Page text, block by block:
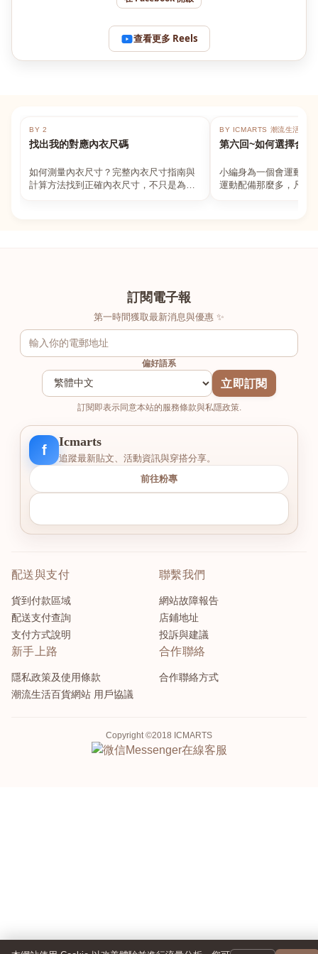
查看更多 Reels
BY 2
找出我的對應內衣尺碼
如何測量內衣尺寸？完整內衣尺寸指南與
計算方法找到正確內衣尺寸，不只是為了
BY ICMARTS 潮流生活百貨
第六回~如何選擇合適
小編身為一個會運動的
運動配備那麼多，凡舉
訂閱電子報
第一時間獲取最新消息與優惠 ✨
偏好語系
立即訂閱
訂閱即表示同意本站的服務條款與私隱政策.
f
Icmarts
追蹤最新貼文、活動資訊與穿搭分享。
前往粉專
配送與支付
貨到付款區域
配送支付查詢
支付方式說明
聯繫我們
網站故障報告
店鋪地址
投訴與建議
新手上路
隱私政策及使用條款
潮流生活百貨網站 用戶協議
合作聯絡
合作聯絡方式
Copyright ©2018 ICMARTS
Messenger在線客服